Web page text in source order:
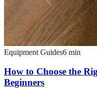
Equipment Guides6 min
How to Choose the
Beginners